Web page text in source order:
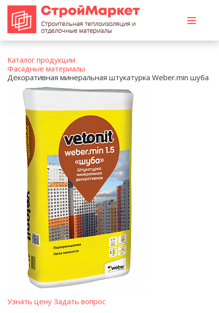
Каталог продукции
Фасадные материалы
Декоративная минеральная штукатурка Weber.min шуба
Узнать цену Задать вопрос